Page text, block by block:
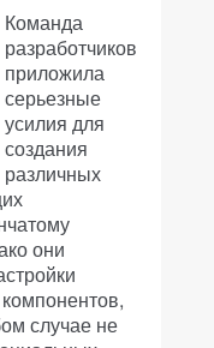
Команда
разработчиков
приложила
серьезные
усилия для
создания
различных
они
случае не